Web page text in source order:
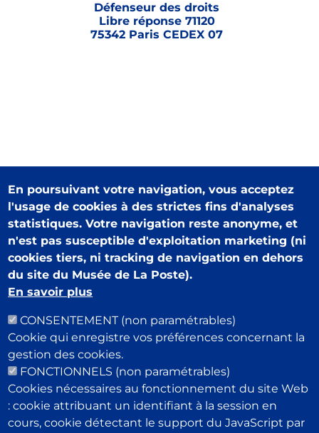
Défenseur des droits
Libre réponse 71120
75342 Paris CEDEX 07
Retour en haut de la page
Musée Postal
34 Boulevard de Vaugirard
75015 Paris
Pour rester informé de notre actualité : newsletter,
événements, offres boutique…
En poursuivant votre navigation, vous acceptez
l'usage de cookies à des strictes fins d'analyses
statistiques. Votre navigation reste anonyme, et
n'est pas susceptible d'exploitation marketing (ni
cookies tiers, ni tracking de navigation en dehors
du site du Musée de La Poste).
En savoir plus
CONSENTEMENT (non paramétrables)
Cookie qui enregistre vos préférences concernant la
gestion des cookies.
FONCTIONNELS (non paramétrables)
Cookies nécessaires au fonctionnement du site Web
: cookie attribuant un identifiant à la session en
cours, cookie détectant le support du JavaScript par